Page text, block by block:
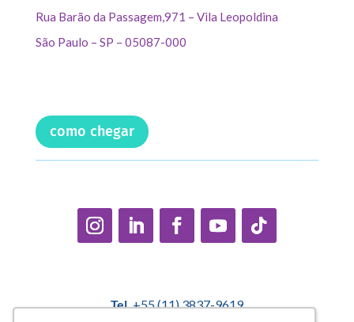
Rua Barão da Passagem,971 – Vila Leopoldina
São Paulo – SP – 05087-000
como chegar
Tel.+55 (11) 3837-9619